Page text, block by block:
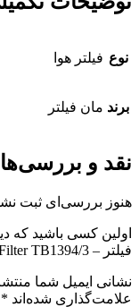
نوع فیلتر هوا
برند مان فیلتر
نقد و بررسی‌ها
هنوز بررسی‌ای ثبت
اولین کسی باشید که
فیلتر – Mannfilter Air Dryer Filter TB1394/3”
نشانی ایمیل شما
علامت‌گذاری شده‌اند *